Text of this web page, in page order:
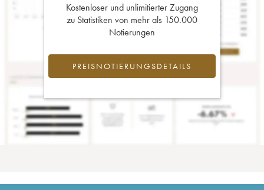
Kostenloser und unlimitierter Zugang
zu Statistiken von mehr als 150.000
Notierungen
PREISNOTIERUNGSDETAILS